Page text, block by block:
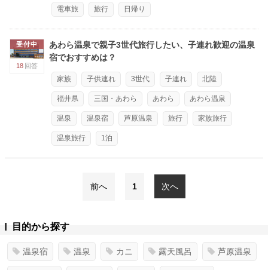
電車旅 旅行 日帰り
受付中
18 回答
あわら温泉で親子3世代旅行したい、子連れ歓迎の温泉
宿でおすすめは？
家族 子供連れ 3世代 子連れ 北陸
福井県 三国・あわら あわら あわら温泉
温泉 温泉宿 芦原温泉 旅行 家族旅行
温泉旅行 1泊
前へ 1 次へ
目的から探す
温泉宿 温泉 カニ 露天風呂 芦原温泉